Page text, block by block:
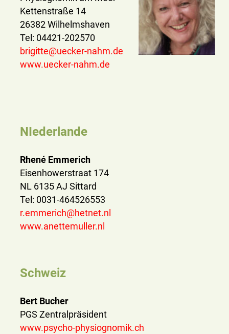
Kettenstraße 14
26382 Wilhelmshaven
Tel: 04421-202570
brigitte@uecker-nahm.de
www.uecker-nahm.de
NIederlande
Rhené Emmerich
Eisenhowerstraat 174
NL 6135 AJ Sittard
Tel: 0031-464526553
r.emmerich@hetnet.nl
www.anettemuller.nl
Schweiz
Bert Bucher
PGS Zentralpräsident
www.psycho-physiognomik.ch